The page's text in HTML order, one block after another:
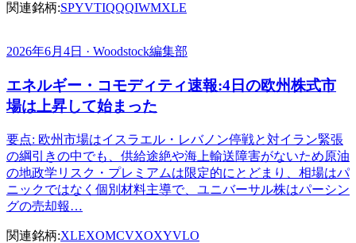
関連銘柄:SPYVTIQQQIWMXLE
2026年6月4日 · Woodstock編集部
エネルギー・コモディティ速報:4日の欧州株式市
場は上昇して始まった
要点: 欧州市場はイスラエル・レバノン停戦と対イラン緊張
の綱引きの中でも、供給途絶や海上輸送障害がないため原油
の地政学リスク・プレミアムは限定的にとどまり、相場はパ
ニックではなく個別材料主導で、ユニバーサル株はパーシン
グの売却報…
関連銘柄:XLEXOMCVXOXYVLO